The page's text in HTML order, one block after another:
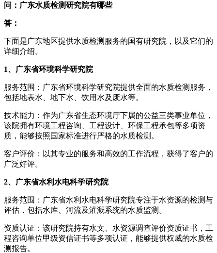
问：广东水质检测研究院有哪些
答：
下面是广东地区提供水质检测服务的国有研究院，以及它们的
详细介绍。
1、广东省环境科学研究院
服务范围：广东省环境科学研究院提供全面的水质检测服务，
包括地表水、地下水、饮用水及废水等。
技术能力：作为广东省生态环境厅下属的公益三类事业单位，
该院拥有环境工程咨询、工程设计、环保工程承包等多项资
质，能够按照国家标准进行严格的水质检测。
客户评价：以其专业的服务和高效的工作流程，获得了客户的
广泛好评。
2、广东省水利水电科学研究院
服务范围：广东省水利水电科学研究院专注于水资源的检测与
评估，包括水库、河流及灌溉系统的水质监测。
资质认证：该研究院持有水文、水资源调查评价资质证书，工
程咨询单位甲级资信证书等多项认证，能够提供权威的水质检
测报告。